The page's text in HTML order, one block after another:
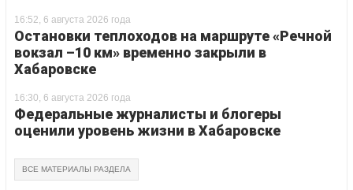
16:52, 6 августа 2026 года
Остановки теплоходов на маршруте «Речной
вокзал –10 км» временно закрыли в
Хабаровске
16:30, 6 августа 2026 года
Федеральные журналисты и блогеры
оценили уровень жизни в Хабаровске
ВСЕ МАТЕРИАЛЫ РАЗДЕЛА